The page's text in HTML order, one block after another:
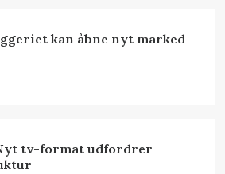
kan åbne nyt marked
tv-format udfordrer